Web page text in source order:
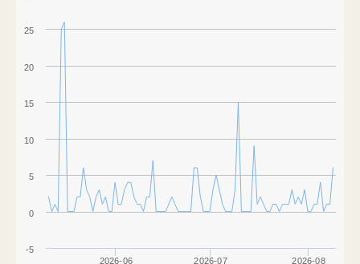
2026-06 2026-07 2026-08
-5
0
5
10
15
20
25